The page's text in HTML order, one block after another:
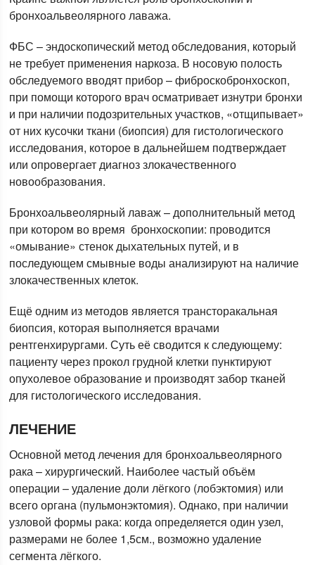
бронхоальвеолярного лаважа.
ФБС – эндоскопический метод обследования, который
не требует применения наркоза. В носовую полость
обследуемого вводят прибор – фиброскобронхоскоп,
при помощи которого врач осматривает изнутри бронхи
и при наличии подозрительных участков, «отщипывает»
от них кусочки ткани (биопсия) для гистологического
исследования, которое в дальнейшем подтверждает
или опровергает диагноз злокачественного
новообразования.
Бронхоальвеолярный лаваж – дополнительный метод
при котором во время бронхоскопии: проводится
«омывание» стенок дыхательных путей, и в
последующем смывные воды анализируют на наличие
злокачественных клеток.
Ещё одним из методов является трансторакальная
биопсия, которая выполняется врачами
рентгенхирургами. Суть её сводится к следующему:
пациенту через прокол грудной клетки пунктируют
опухолевое образование и производят забор тканей
для гистологического исследования.
ЛЕЧЕНИЕ
Основной метод лечения для бронхоальвеолярного
рака – хирургический. Наиболее частый объём
операции – удаление доли лёгкого (лобэктомия) или
всего органа (пульмонэктомия). Однако, при наличии
узловой формы рака: когда определяется один узел,
размерами не более 1,5см., возможно удаление
сегмента лёгкого.